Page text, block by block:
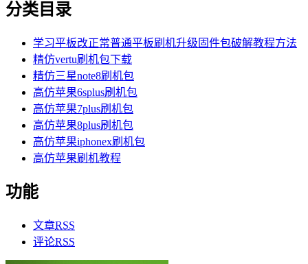
分类目录
学习平板改正常普通平板刷机升级固件包破解教程方法
精仿vertu刷机包下载
精仿三星note8刷机包
高仿苹果6splus刷机包
高仿苹果7plus刷机包
高仿苹果8plus刷机包
高仿苹果iphonex刷机包
高仿苹果刷机教程
功能
文章RSS
评论RSS